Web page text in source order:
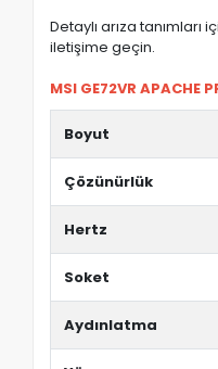
Detaylı arıza
iletişime geçin.
MSI GE72VR
Boyut
Çözünürlük
Hertz
Soket
Aydınlatma